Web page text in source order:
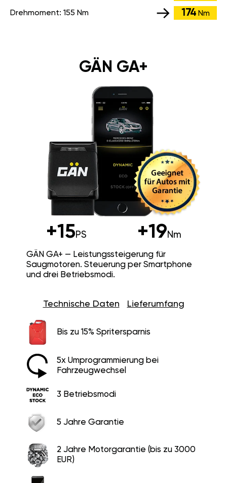
Drehmoment: 155 Nm 174 Nm
GÄN GA+
+15PS +19Nm
GÄN GA+ — Leistungssteigerung für
Saugmotoren. Steuerung per Smartphone
und drei Betriebsmodi.
Technische Daten Lieferumfang
Bis zu 15% Spritersparnis
5x Umprogrammierung bei
Fahrzeugwechsel
3 Betriebsmodi
5 Jahre Garantie
2 Jahre Motorgarantie (bis zu 3000
EUR)